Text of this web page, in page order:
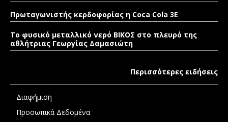
Πρωταγωνιστής κερδοφορίας η Coca Cola 3E
Το φυσικό μεταλλικό νερό ΒΙΚΟΣ στο πλευρό της
αθλήτριας Γεωργίας Δαμασιώτη
Περισσότερες ειδήσεις
Διαφήμιση
Προσωπικά Δεδομένα